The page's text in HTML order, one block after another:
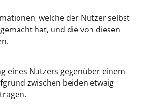
welche der Nutzer selbst
hat, und die von diesen
eines Nutzers gegenüber einem
zwischen beiden etwaig